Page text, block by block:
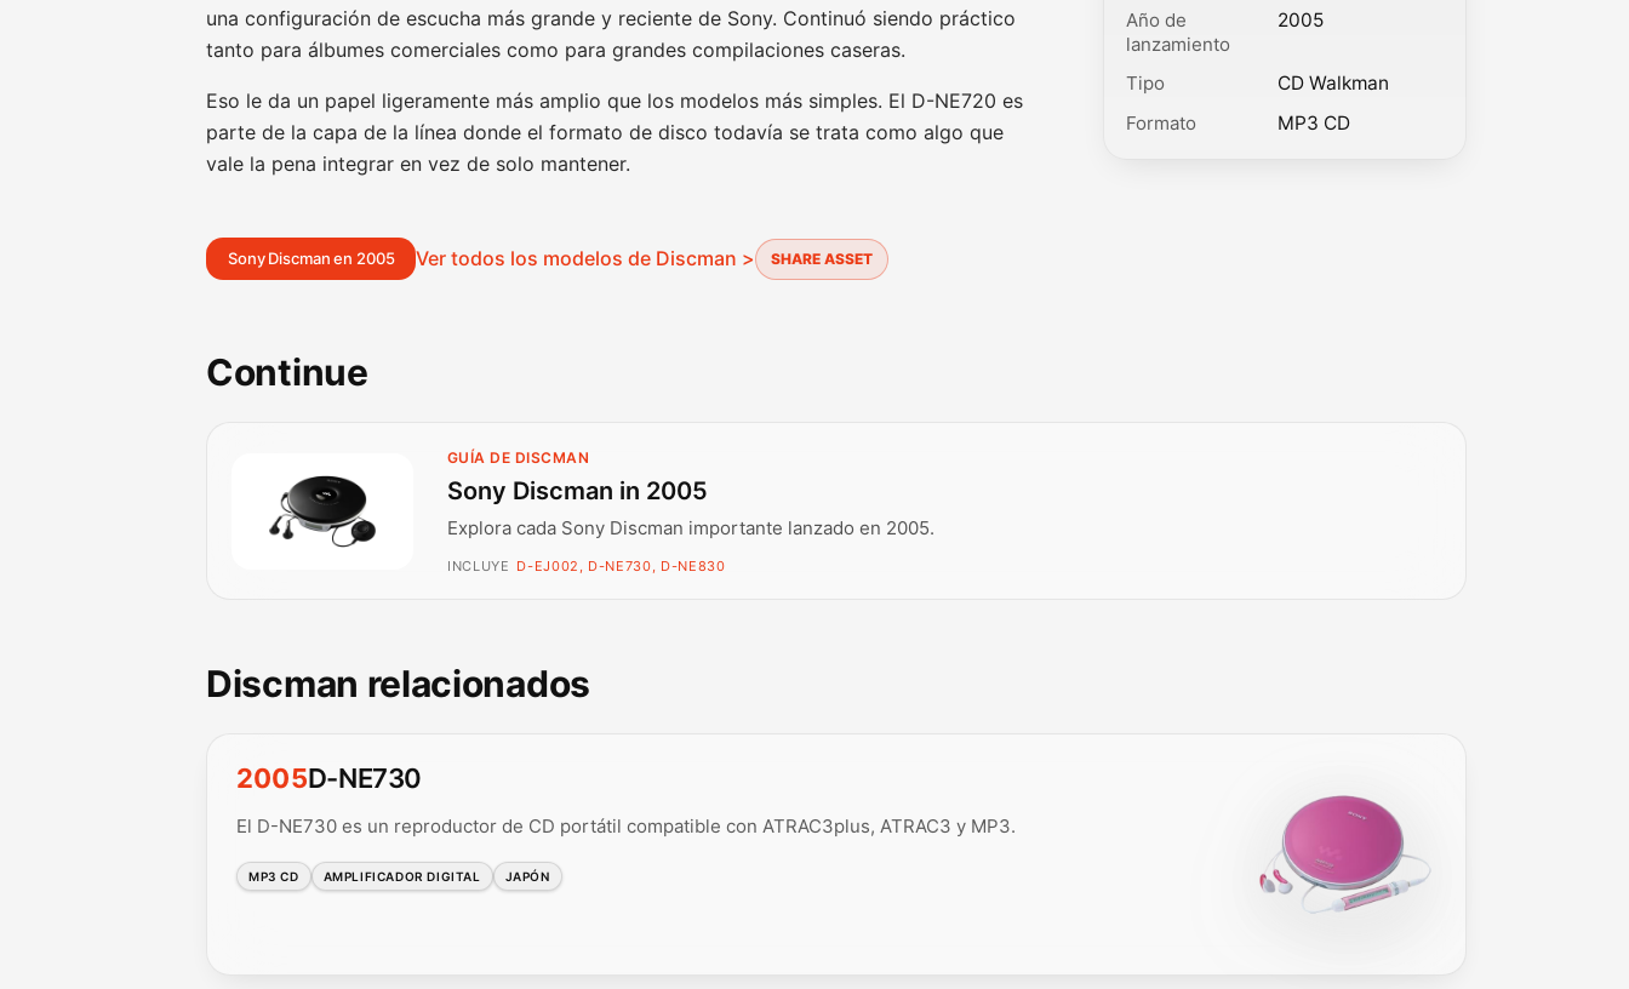
una configuración de escucha más grande y reciente de Sony. Continuó siendo práctico
tanto para álbumes comerciales como para grandes compilaciones caseras.
Eso le da un papel ligeramente más amplio que los modelos más simples. El D-NE720 es
parte de la capa de la línea donde el formato de disco todavía se trata como algo que
vale la pena integrar en vez de solo mantener.
Sony Discman en 2005 Ver todos los modelos de Discman > SHARE ASSET
Año de
lanzamiento
2005
Tipo
CD Walkman
Formato
MP3 CD
Continue
GUÍA DE DISCMAN
Sony Discman in 2005
Explora cada Sony Discman importante lanzado en 2005.
INCLUYE D-EJ002, D-NE730, D-NE830
Discman relacionados
2005D-NE730
El D-NE730 es un reproductor de CD portátil compatible con ATRAC3plus, ATRAC3 y MP3.
MP3 CD AMPLIFICADOR DIGITAL JAPÓN